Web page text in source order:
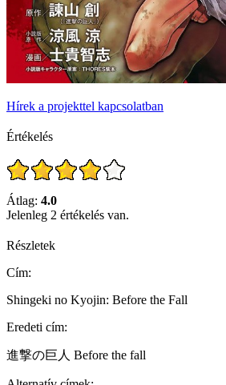
Hírek a projekttel kapcsolatban
Értékelés
Átlag: 4.0
Jelenleg 2 értékelés van.
Részletek
Cím:
Shingeki no Kyojin: Before the Fall
Eredeti cím:
進撃の巨人 Before the fall